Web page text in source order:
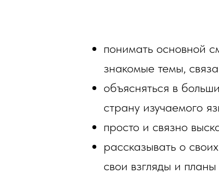
понимать основной
знакомые темы,
объясняться в
страну изучаемого
просто и связно
рассказывать о
свои взгляды и